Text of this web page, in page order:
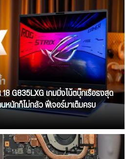
G835LXG เกมมิ่งโน้ตบุ๊กเรือธงสุด
นักก็ไม่กลัว ฟีเจอร์มาเต็มครบ